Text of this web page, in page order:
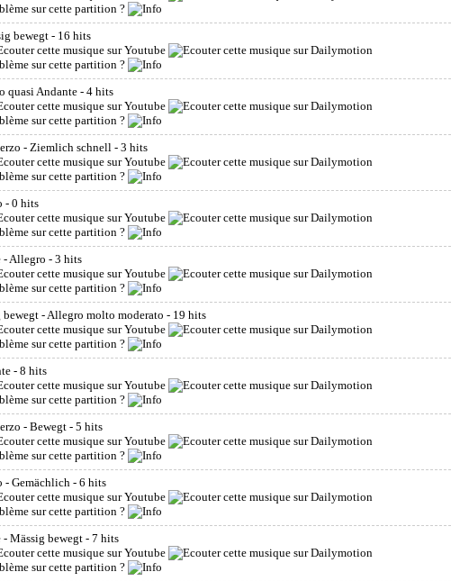
bewegt - 16 hits
quasi Andante - 4 hits
- Ziemlich schnell - 3 hits
- 0 hits
- Allegro - 3 hits
- Allegro molto moderato - 19 hits
- 8 hits
- Bewegt - 5 hits
- Gemächlich - 6 hits
Mässig bewegt - 7 hits